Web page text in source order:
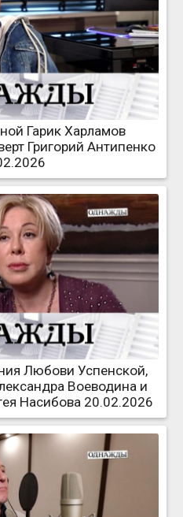
Гарик Харламов
Григорий Антипенко
Любови Успенской,
Воеводина и
Насибова 20.02.2026